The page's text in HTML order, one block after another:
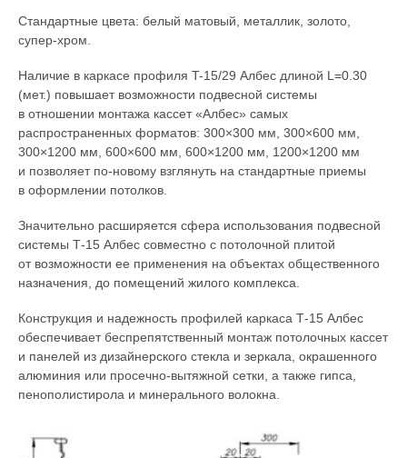
Стандартные цвета: белый матовый, металлик, золото,
супер-хром
Наличие в каркасе профиля T-15/29 Албес длиной L=0.30
(мет.) повышает возможности подвесной системы
в отношении монтажа кассет «Албес» самых
распространенных форматов: 300×300 мм, 300×600 мм,
300×1200 мм, 600×600 мм, 600×1200 мм, 1200×1200 мм
и позволяет по-новому взглянуть на стандартные приемы
в оформлении потолков.
Значительно расширяется сфера использования подвесной
системы Т-15 Албес совместно с потолочной плитой
от возможности ее применения на объектах общественного
назначения, до помещений жилого комплекса.
Конструкция и надежность профилей каркаса Т-15 Албес
обеспечивает беспрепятственный монтаж потолочных кассет
и панелей из дизайнерского стекла и зеркала, окрашенного
алюминия или просечно-вытяжной сетки, а также гипса,
пенополистирола и минерального волокна.